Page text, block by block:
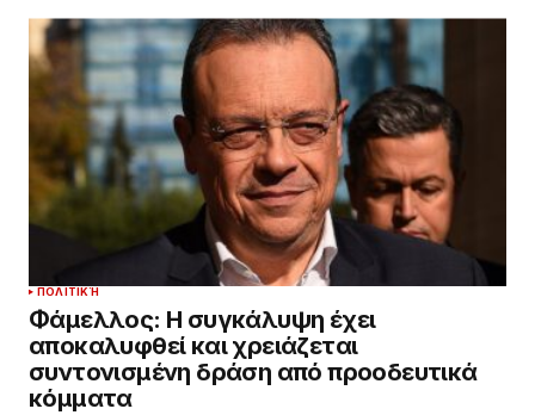
ΠΟΛΙΤΙΚΉ
Φάμελλος: Η συγκάλυψη έχει
αποκαλυφθεί και χρειάζεται
συντονισμένη δράση από προοδευτικά
κόμματα